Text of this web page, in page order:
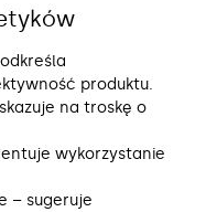
produktu.
na troskę o
wykorzystanie
– sugeruje